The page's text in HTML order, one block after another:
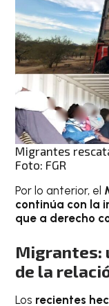
Migrantes
Foto: FGR
Por lo anterior, el
continúa con la
que a derecho
Migrantes:
de la
Los recientes